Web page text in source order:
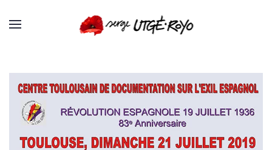
Passer au contenu principal